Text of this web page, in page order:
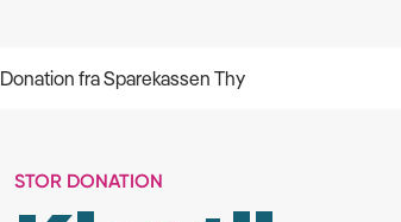
Donation fra Sparekassen Thy
STOR DONATION